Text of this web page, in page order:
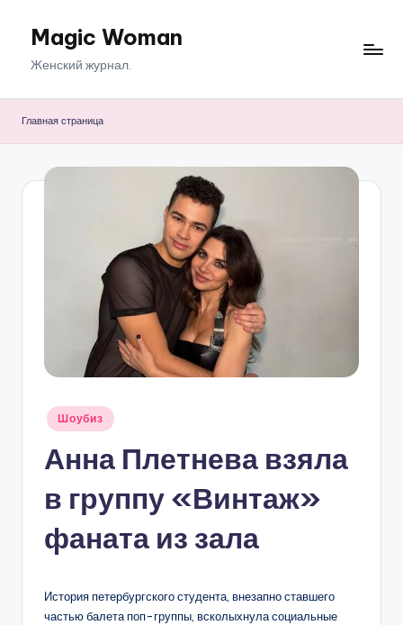
ПерейтиMagic Woman
Женский журнал.
Главная страница
Опубликовано
в
Шоубиз
Анна Плетнева взяла
в группу «Винтаж»
фаната из зала
История петербургского студента, внезапно ставшего
частью балета поп-группы, всколыхнула социальные